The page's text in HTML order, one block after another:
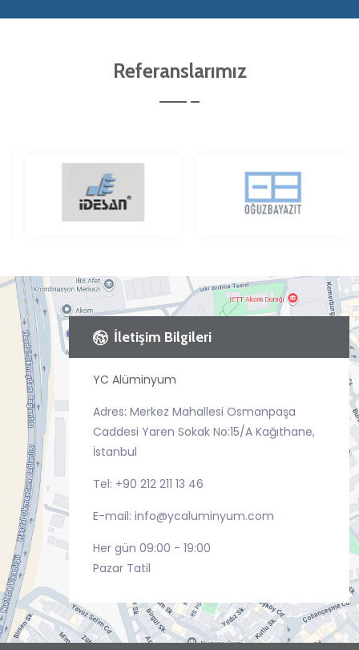
Referanslarımız
İletişim Bilgileri
YC Alüminyum
Adres: Merkez Mahallesi Osmanpaşa
Caddesi Yaren Sokak No:15/A Kağıthane,
İstanbul
Tel: +90 212 211 13 46
E-mail: info@ycaluminyum.com
Her gün 09:00 - 19:00
Pazar Tatil